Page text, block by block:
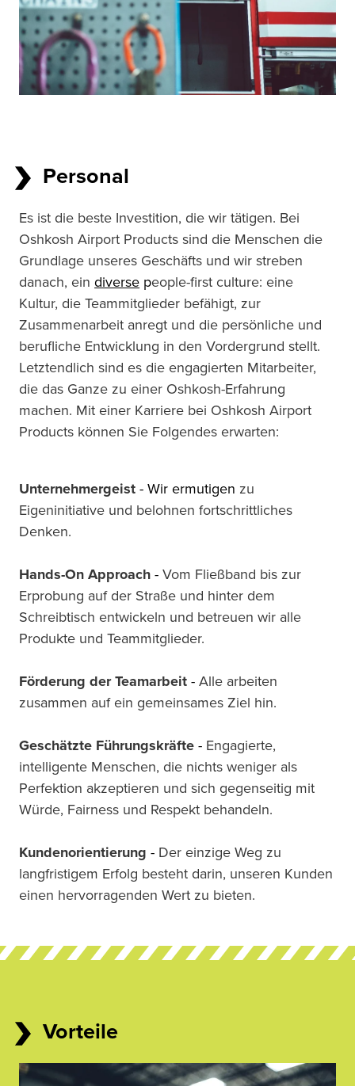
Personal
Es ist die beste Investition, die wir tätigen. Bei
Oshkosh Airport Products sind die Menschen die
Grundlage unseres Geschäfts und wir streben
danach, ein diverse people-first culture: eine
Kultur, die Teammitglieder befähigt, zur
Zusammenarbeit anregt und die persönliche und
berufliche Entwicklung in den Vordergrund stellt.
Letztendlich sind es die engagierten Mitarbeiter,
die das Ganze zu einer Oshkosh-Erfahrung
machen. Mit einer Karriere bei Oshkosh Airport
Products können Sie Folgendes erwarten:
Unternehmergeist -Wir ermutigen zu
Eigeninitiative und belohnen fortschrittliches
Denken.
Hands-On Approach-Vom Fließband bis zur
Erprobung auf der Straße und hinter dem
Schreibtisch entwickeln und betreuen wir alle
Produkte und Teammitglieder.
Förderung der Teamarbeit -Alle arbeiten
zusammen auf ein gemeinsames Ziel hin.
Geschätzte Führungskräfte - Engagierte,
intelligente Menschen, die nichts weniger als
Perfektion akzeptieren und sich gegenseitig mit
Würde, Fairness und Respekt behandeln.
Kundenorientierung - Der einzige Weg zu
langfristigem Erfolg besteht darin, unseren Kunden
einen hervorragenden Wert zu bieten.
Vorteile